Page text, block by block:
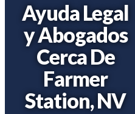
Ayuda Legal
y Abogados
Cerca De
Farmer
Station, NV